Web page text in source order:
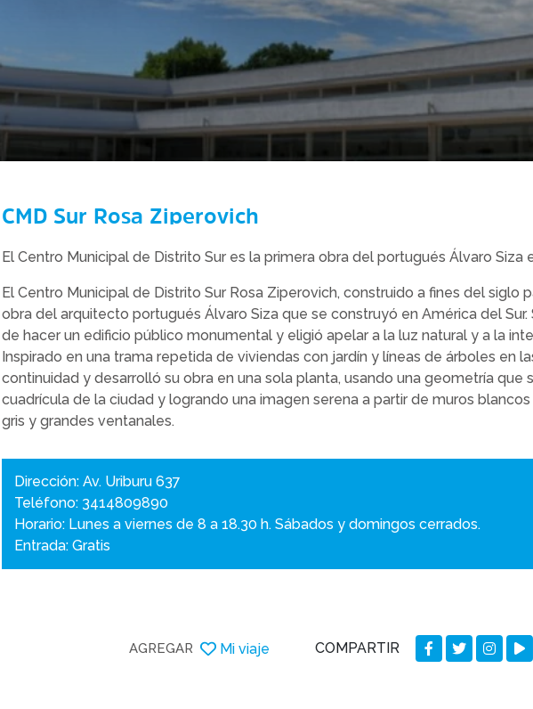
CMD Sur Rosa Ziperovich
El Centro Municipal de Distrito Sur es la primera obra del portugués Álvaro Siza
El Centro Municipal de Distrito Sur Rosa Ziperovich, construido a fines del siglo
obra del arquitecto portugués Álvaro Siza que se construyó en América del
de hacer un edificio público monumental y eligió apelar a la luz natural y a la
Inspirado en una trama repetida de viviendas con jardín y líneas de árboles en
continuidad y desarrolló su obra en una sola planta, usando una geometría que
cuadrícula de la ciudad y logrando una imagen serena a partir de muros
gris y grandes ventanales.
Dirección: Av. Uriburu 637
Teléfono: 3414809890
Horario: Lunes a viernes de 8 a 18.30 h. Sábados y domingos cerrados.
Entrada: Gratis
AGREGAR Mi viaje COMPARTIR